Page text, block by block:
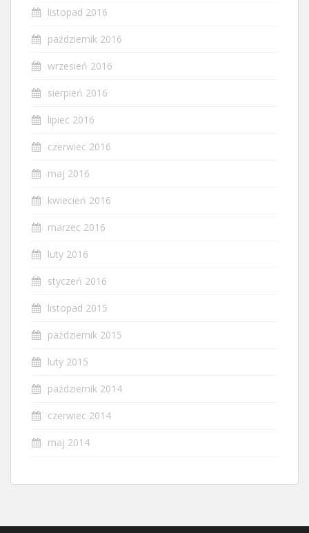
listopad 2016
październik 2016
wrzesień 2016
sierpień 2016
lipiec 2016
czerwiec 2016
maj 2016
kwiecień 2016
marzec 2016
luty 2016
styczeń 2016
listopad 2015
październik 2015
luty 2015
październik 2014
czerwiec 2014
maj 2014